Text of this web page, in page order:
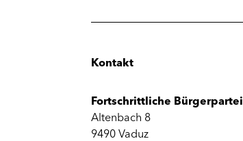
Kontakt
Fortschrittliche Bürgerpartei
Altenbach 8
9490 Vaduz